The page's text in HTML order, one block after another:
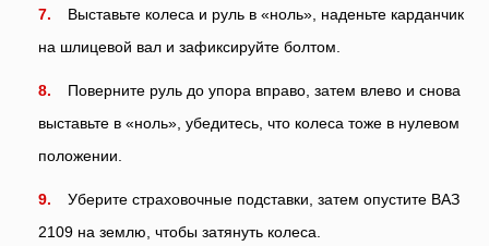
Выставьте колеса и руль в «ноль», наденьте карданчик
на шлицевой вал и зафиксируйте болтом.
Поверните руль до упора вправо, затем влево и снова
выставьте в «ноль», убедитесь, что колеса тоже в нулевом
положении.
Уберите страховочные подставки, затем опустите ВАЗ
2109 на землю, чтобы затянуть колеса.